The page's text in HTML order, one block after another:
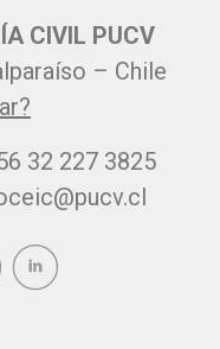
CIVIL PUCV
– Chile
32 227 3825